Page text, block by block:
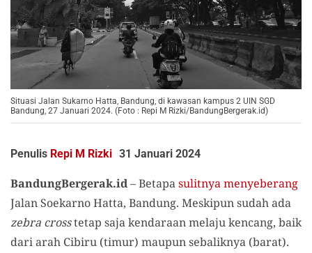
Situasi Jalan Sukarno Hatta, Bandung, di kawasan kampus 2 UIN SGD
Bandung, 27 Januari 2024. (Foto : Repi M Rizki/BandungBergerak.id)
Penulis Repi M Rizki 31 Januari 2024
BandungBergerak.id– Betapasulitnya menyeberang
Jalan Soekarno Hatta, Bandung. Meskipun sudah ada
zebra crosstetap saja kendaraan melaju kencang, baik
dari arah Cibiru (timur) maupun sebaliknya (barat).